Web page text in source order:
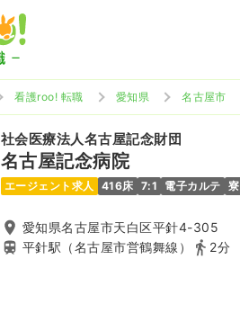
看護roo! 転職 愛知県 名古屋市
社会医療法人名古屋記念財団
名古屋記念病院
エージェント求人 416床 7:1 電子カルテ 寮
愛知県名古屋市天白区平針4-305
平針駅（名古屋市営鶴舞線）
2分